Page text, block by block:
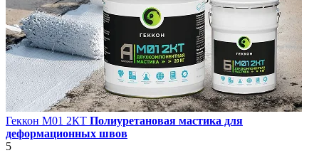
Геккон М01 2КT Полиуретановая мастика для
деформационных швов
5